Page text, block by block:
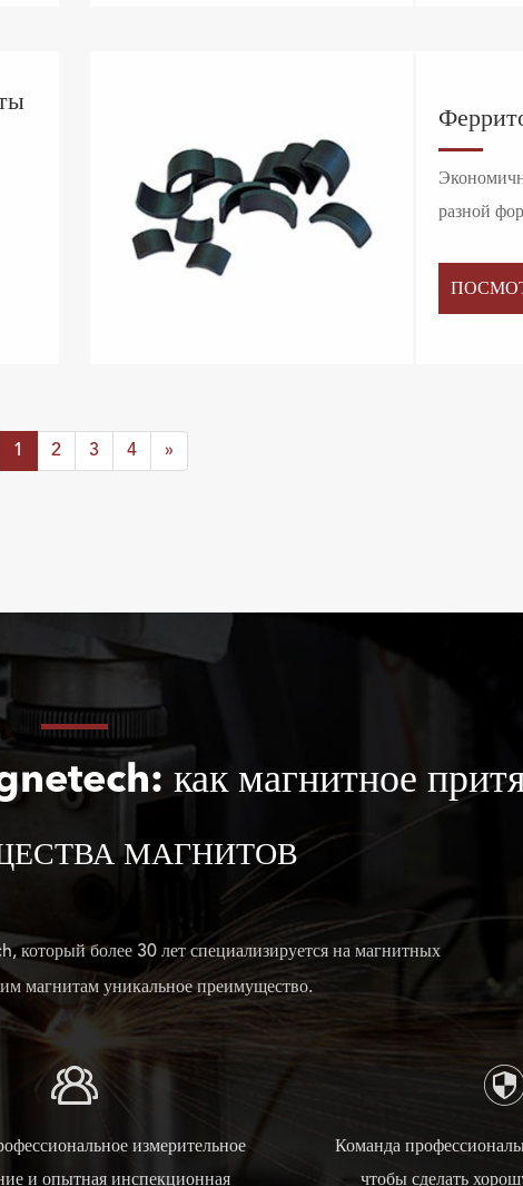
разной
1 2 3 4 »
как магнитное
МАГНИТОВ
более 30 лет специализируется на магнитных
магнитам уникальное преимущество.

измерительное
и опытная инспекционная
Команда
чтобы сделать